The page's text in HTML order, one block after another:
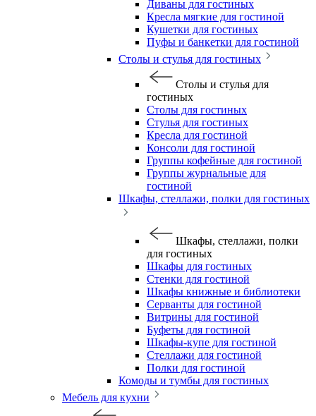
Диваны для гостиных
Кресла мягкие для гостиной
Кушетки для гостиных
Пуфы и банкетки для гостиной
Столы и стулья для гостиных
Столы и стулья для
гостиных
Столы для гостиных
Стулья для гостиных
Кресла для гостиной
Консоли для гостиной
Группы кофейные для гостиной
Группы журнальные для
гостиной
Шкафы, стеллажи, полки для гостиных
Шкафы, стеллажи, полки
для гостиных
Шкафы для гостиных
Стенки для гостиной
Шкафы книжные и библиотеки
Серванты для гостиной
Витрины для гостиной
Буфеты для гостиной
Шкафы-купе для гостиной
Стеллажи для гостиной
Полки для гостиной
Комоды и тумбы для гостиных
Мебель для кухни